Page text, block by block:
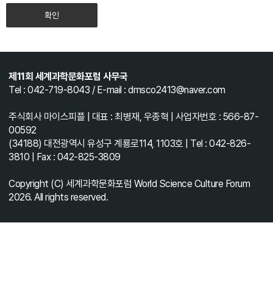
확인
제11회 세계과학문화포럼 사무국
Tel : 042-719-8043 / E-mail : dmsco2413@naver.com
주식회사 마이스피플 | 대표 : 최병재, 우종혁 | 사업자번호 : 566-87-
00592
(34188) 대전광역시 유성구 계룡로114, 1103호 | Tel : 042-826-
3810 | Fax : 042-825-3809
Copyright (C) 세계과학문화포럼 World Science Culture Forum
2026. All rights reserved.